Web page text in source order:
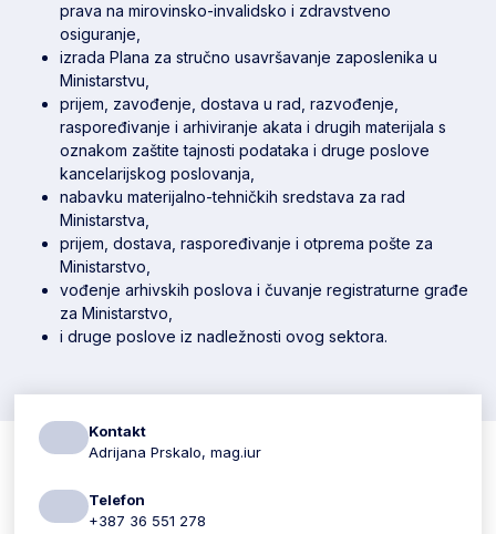
prava na mirovinsko-invalidsko i zdravstveno
osiguranje,
izrada Plana za stručno usavršavanje zaposlenika u
Ministarstvu,
prijem, zavođenje, dostava u rad, razvođenje,
raspoređivanje i arhiviranje akata i drugih materijala s
oznakom zaštite tajnosti podataka i druge poslove
kancelarijskog poslovanja,
nabavku materijalno-tehničkih sredstava za rad
Ministarstva,
prijem, dostava, raspoređivanje i otprema pošte za
Ministarstvo,
vođenje arhivskih poslova i čuvanje registraturne građe
za Ministarstvo,
i druge poslove iz nadležnosti ovog sektora.
Kontakt
Adrijana Prskalo, mag.iur
Telefon
+387 36 551 278